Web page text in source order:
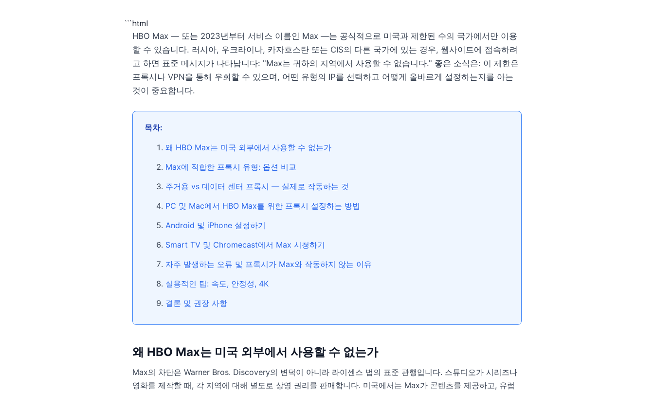
```html
HBO Max — 또는 2023년부터 서비스 이름인 Max —는 공식적으로 미국과 제한된 수의 국가에서만 이용
할 수 있습니다. 러시아, 우크라이나, 카자흐스탄 또는 CIS의 다른 국가에 있는 경우, 웹사이트에 접속하려
고 하면 표준 메시지가 나타납니다: "Max는 귀하의 지역에서 사용할 수 없습니다." 좋은 소식은: 이 제한은
프록시나 VPN을 통해 우회할 수 있으며, 어떤 유형의 IP를 선택하고 어떻게 올바르게 설정하는지를 아는
것이 중요합니다.
목차:
왜 HBO Max는 미국 외부에서 사용할 수 없는가
Max에 적합한 프록시 유형: 옵션 비교
주거용 vs 데이터 센터 프록시 — 실제로 작동하는 것
PC 및 Mac에서 HBO Max를 위한 프록시 설정하는 방법
Android 및 iPhone 설정하기
Smart TV 및 Chromecast에서 Max 시청하기
자주 발생하는 오류 및 프록시가 Max와 작동하지 않는 이유
실용적인 팁: 속도, 안정성, 4K
결론 및 권장 사항
왜 HBO Max는 미국 외부에서 사용할 수 없는가
Max의 차단은 Warner Bros. Discovery의 변덕이 아니라 라이센스 법의 표준 관행입니다. 스튜디오가 시리즈나
영화를 제작할 때, 각 지역에 대해 별도로 상영 권리를 판매합니다. 미국에서는 Max가 콘텐츠를 제공하고, 유럽